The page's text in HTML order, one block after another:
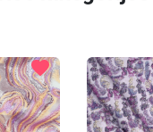
favorite